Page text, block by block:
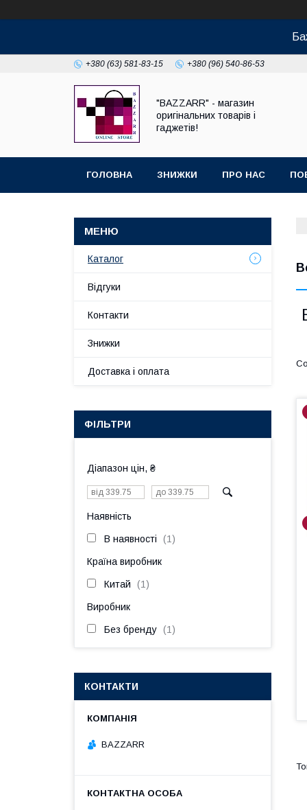
+380 (63) 581-83-15 +380 (96) 540-86-53
"BAZZARR" - магазин
оригінальних товарів і
гаджетів!
ГОЛОВНА ЗНИЖКИ ПРО НАС
Каталог
Відгуки
Контакти
Знижки
Доставка і оплата
ФІЛЬТРИ
Діапазон цін, ₴
Наявність
В наявності 1
Країна виробник
Китай 1
Виробник
Без бренду 1
КОНТАКТИ
BAZZARR